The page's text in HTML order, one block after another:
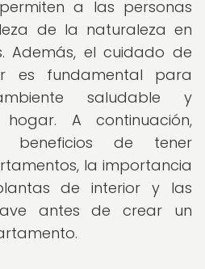
a las personas
de la naturaleza en
Además, el cuidado de
es fundamental para
saludable y
A continuación,
beneficios de tener
la importancia
de interior y las
antes de crear un